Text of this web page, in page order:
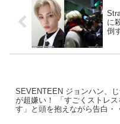
に
倒
SEVENTEEN ジョンハン、
が超嫌い！ 「すごくストレス
す」と頭を抱えながら告白・